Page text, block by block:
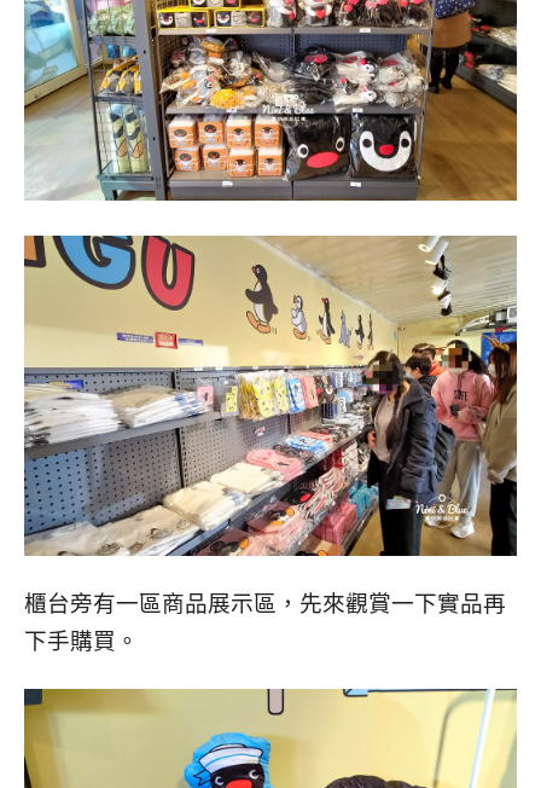
櫃台旁有一區商品展示區，先來觀賞一下實品再
下手購買。